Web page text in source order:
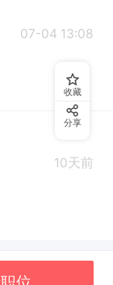
07-04 13:08
10天前
收藏
分享